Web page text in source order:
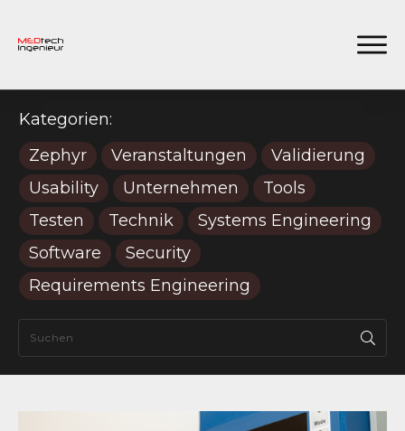
Kategorien:
Zephyr
Veranstaltungen
Validierung
Usability
Unternehmen
Tools
Testen
Technik
Systems Engineering
Software
Security
Requirements Engineering